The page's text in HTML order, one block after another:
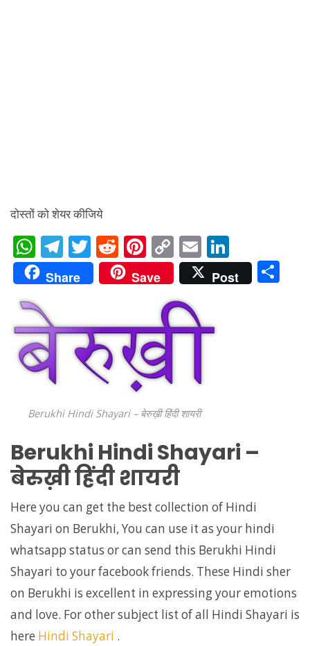
दोस्तों को शेयर कीजिये
W
h
at
s
A
p
p
T
el
e
a
m
T
w
itt
R
e
d
t
Pi
nt
er
st
C
o
p
y
Li
k
E
m
ai
n
k
Share Save Post
Berukhi Hindi Shayari – बेरुख़ी हिंदी शायरी
Berukhi Hindi Shayari –
बेरुख़ी हिंदी शायरी
Here you can get the best collection of Hindi
Shayari on Berukhi, You can use it as your hindi
whatsapp status or can send this Berukhi Hindi
Shayari to your facebook friends. These Hindi sher
on Berukhi is excellent in expressing your emotions
and love. For other subject list of all Hindi Shayari is
here Hindi Shayari .